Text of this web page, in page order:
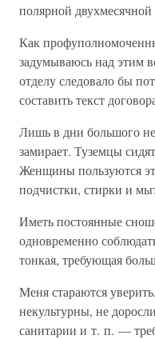
полярной
Как
задумываюсь над этим
отделу следовало бы
составить текст
Лишь в дни большого
замирает. Туземцы
Женщины пользуются
подчистки, стирки и
Иметь постоянные
одновременно
тонкая, требующая
Меня стараются
некультурны, не
санитарии и т. п. —